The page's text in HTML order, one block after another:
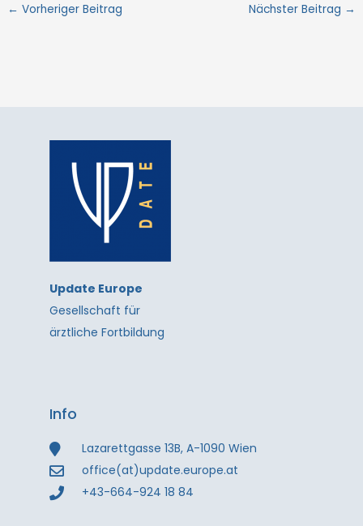
← Vorheriger Beitrag Nächster Beitrag →
Update Europe
Gesellschaft für
ärztliche Fortbildung
Info
Lazarettgasse 13B, A-1090 Wien
office(at)update.europe.at
+43-664-924 18 84